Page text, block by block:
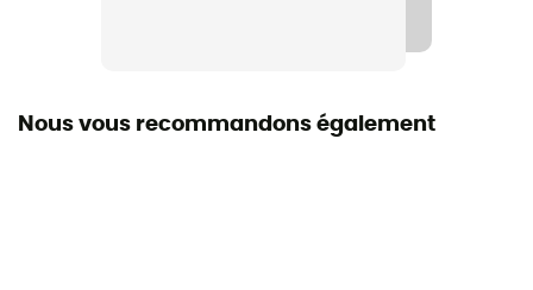
Nous vous recommandons également